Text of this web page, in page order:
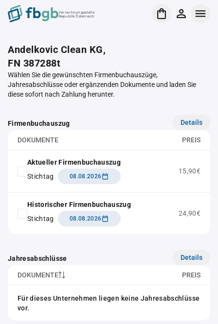
Verrechnungsstelle
Republik Österreich
Andelkovic Clean KG,
FN 387288t
Wählen Sie die gewünschten Firmenbuchauszüge,
Jahresabschlüsse oder ergänzenden Dokumente und laden Sie
diese sofort nach Zahlung herunter.
Firmenbuchauszug Details
DOKUMENTE PREIS
Aktueller Firmenbuchauszug
Stichtag
08.08.2026
15,90€
Historischer Firmenbuchauszug
Stichtag
08.08.2026
24,90€
Jahresabschlüsse Details
DOKUMENTE PREIS
Für dieses Unternehmen liegen keine Jahresabschlüsse
vor.